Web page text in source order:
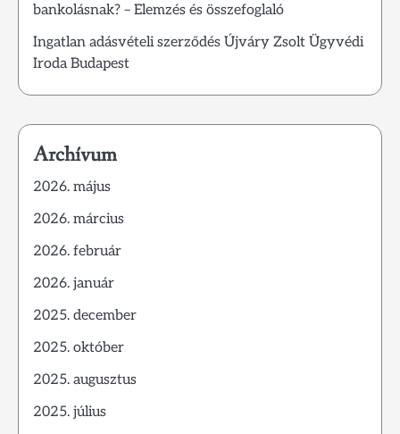
bankolásnak? – Elemzés és összefoglaló
Ingatlan adásvételi szerződés Újváry Zsolt Ügyvédi
Iroda Budapest
Archívum
2026. május
2026. március
2026. február
2026. január
2025. december
2025. október
2025. augusztus
2025. július